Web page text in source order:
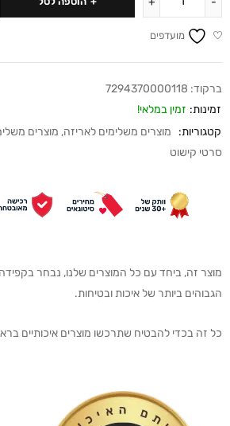
מועדפים
ברקוד: 7294370000118
זמינות: זמין במלאי!
קטגוריות:
מוצרים משלימים לאריזה, מוצרים
סרטי קישוט
מוצר זה, ביחד עם כל המוצרים שלנו, נבחר
הגבוהים ביותר של איכות ובטיחות.
כל זה בכדי להבטיח שתרכשו מוצרים איכותיים